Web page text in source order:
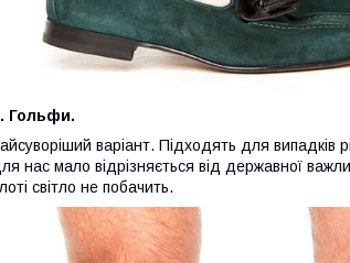
Гольфи.
варіант. Підходять для
нас мало відрізняється від державної
світло не побачить.